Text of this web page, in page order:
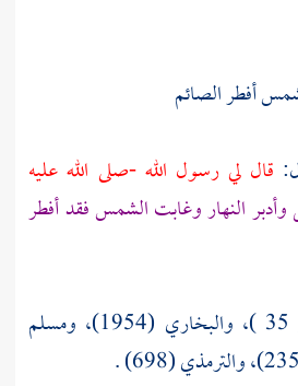
أفطر الصائم
قال لي رسول الله -صلى الله عليه
وأدبر النهار وغابت الشمس فقد أفطر
رواه أحمد (1 \ 28 و 35 )، والبخاري (1954)، ومسلم